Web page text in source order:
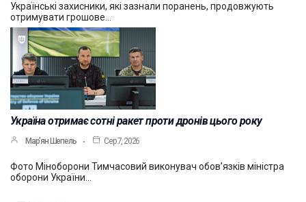
Українські захисники, які зазнали поранень, продовжують
отримувати грошове…
Україна отримає сотні ракет проти дронів цього року
Мар’ян Шепель Сер 7, 2026
Фото Міноборони Тимчасовий виконувач обов’язків міністра
оборони України…